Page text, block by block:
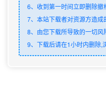
6、收到第一时间立即删除撤
7、本站下载者对资源方造成
8、由您下载所导致的一切
9、下载后请在1小时内删除,